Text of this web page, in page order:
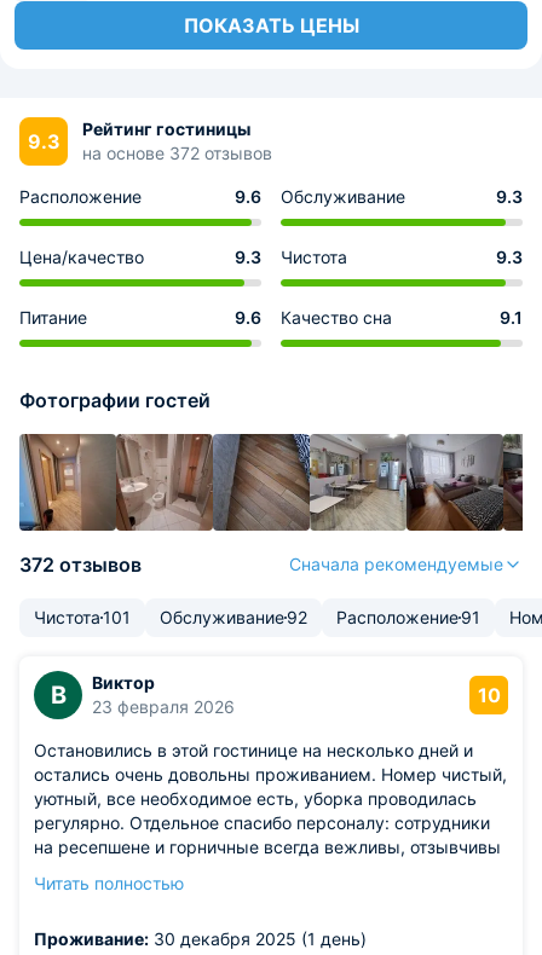
ПОКАЗАТЬ ЦЕНЫ
9.3
Рейтинг гостиницы
на основе 372 отзывов
Расположение 9.6 Обслуживание 9.3
Цена/качество 9.3 Чистота 9.3
Питание 9.6 Качество сна 9.1
Фотографии гостей
372 отзывов Сначала рекомендуемые
Чистота101 Обслуживание92 Расположение91
В
Виктор
23 февраля 2026
10
Остановились в этой гостинице на несколько дней и
остались очень довольны проживанием. Номер чистый,
уютный, все необходимое есть, уборка проводилась
регулярно. Отдельное спасибо персоналу: сотрудники
на ресепшене и горничные всегда вежливы, отзывчивы
магазины и остановки, поэтому легко добираться в
отличным, с удовольствием приедем еще раз и можем
Читать полностью
Проживание: 30 декабря 2025 (1 день)